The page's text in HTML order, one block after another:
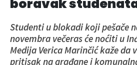
boravak
Studenti u blokadi koji pešače
novembra večeras će noćiti u
Medija Verica Marinčić kaže da
pritisak na građane i